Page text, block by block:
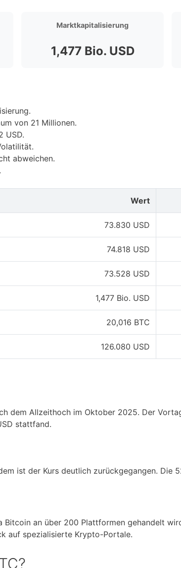
Marktkapitalisierung
1,477 Bio. USD
von 21 Millionen.
USD.
abweichen.
Wert
73.830 USD
74.818 USD
73.528 USD
1,477 Bio. USD
20,016 BTC
126.080 USD
dem Allzeithoch im Oktober 2025. Der
stattfand.
ist der Kurs deutlich zurückgegangen. Die
an über 200 Plattformen gehandelt
auf spezialisierte Krypto-Portale.